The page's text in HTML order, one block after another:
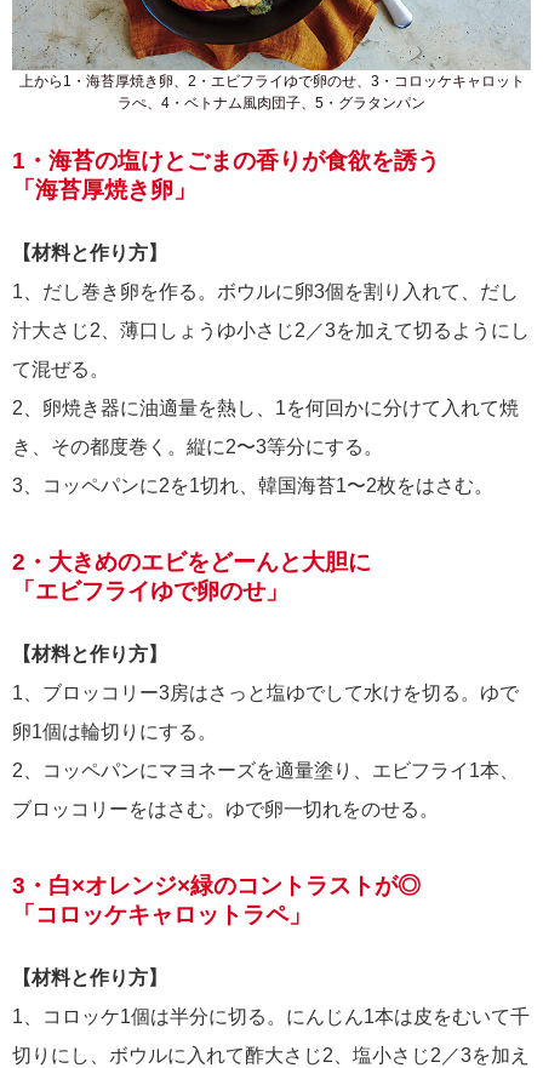
上から1・海苔厚焼き卵、2・エビフライゆで卵のせ、3・コロッケキャロット
ラぺ、4・ベトナム風肉団子、5・グラタンパン
1・海苔の塩けとごまの香りが食欲を誘う
「海苔厚焼き卵」
【材料と作り方】
1、だし巻き卵を作る。ボウルに卵3個を割り入れて、だし
汁大さじ2、薄口しょうゆ小さじ2／3を加えて切るようにし
て混ぜる。
2、卵焼き器に油適量を熱し、1を何回かに分けて入れて焼
き、その都度巻く。縦に2〜3等分にする。
3、コッペパンに2を1切れ、韓国海苔1〜2枚をはさむ。
2・大きめのエビをどーんと大胆に
「エビフライゆで卵のせ」
【材料と作り方】
1、ブロッコリー3房はさっと塩ゆでして水けを切る。ゆで
卵1個は輪切りにする。
2、コッペパンにマヨネーズを適量塗り、エビフライ1本、
ブロッコリーをはさむ。ゆで卵一切れをのせる。
3・白×オレンジ×緑のコントラストが◎
「コロッケキャロットラペ」
【材料と作り方】
1、コロッケ1個は半分に切る。にんじん1本は皮をむいて千
切りにし、ボウルに入れて酢大さじ2、塩小さじ2／3を加え